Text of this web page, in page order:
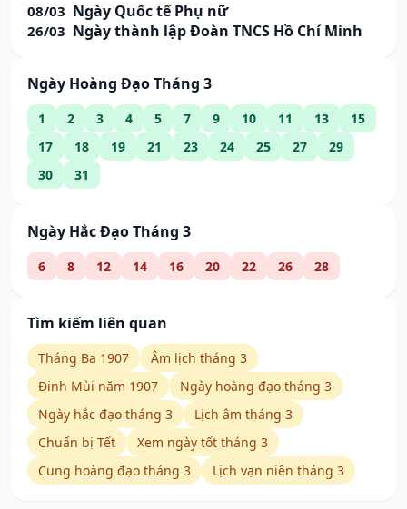
08/03 Ngày Quốc tế Phụ nữ
26/03 Ngày thành lập Đoàn TNCS Hồ Chí Minh
Ngày Hoàng Đạo Tháng 3
1 2 3 4 5 7 9 10 11 13
15
17
18 19 21 23 24 25 27
29
30
31
Ngày Hắc Đạo Tháng 3
6 8 12 14 16 20 22 26 28
Tìm kiếm liên quan
Tháng Ba 1907
Âm lịch tháng 3
Đinh Mùi năm 1907
Ngày hoàng đạo tháng 3
Ngày hắc đạo tháng 3
Lịch âm tháng 3
Chuẩn bị Tết
Xem ngày tốt tháng 3
Cung hoàng đạo tháng 3
Lịch vạn niên tháng 3